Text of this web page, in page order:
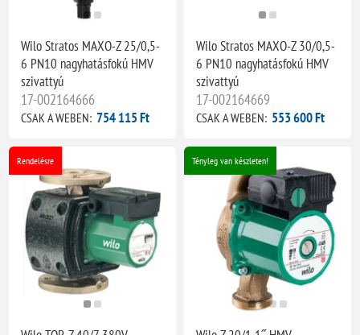
Wilo Stratos MAXO-Z 25/0,5-
6 PN10 nagyhatásfokú HMV
szivattyú
17-002164666
CSAK A WEBEN: 754 115 Ft
Wilo Stratos MAXO-Z 30/0,5-
6 PN10 nagyhatásfokú HMV
szivattyú
17-002164669
CSAK A WEBEN: 553 600 Ft
Rendelésre Tényleg van készleten!